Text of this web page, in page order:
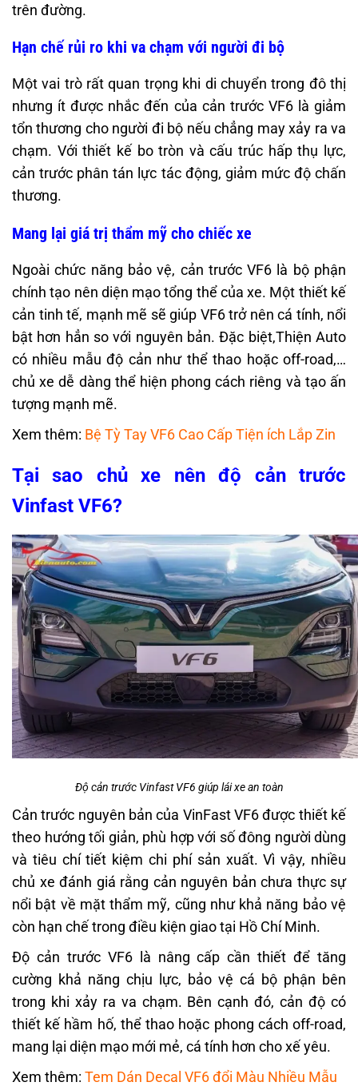
trên đường.
Hạn chế rủi ro khi va chạm với người đi bộ
Một vai trò rất quan trọng khi di chuyển trong đô thị
nhưng ít được nhắc đến của cản trước VF6 là giảm
tổn thương cho người đi bộ nếu chẳng may xảy ra va
chạm. Với thiết kế bo tròn và cấu trúc hấp thụ lực,
cản trước phân tán lực tác động, giảm mức độ chấn
thương.
Mang lại giá trị thẩm mỹ cho chiếc xe
Ngoài chức năng bảo vệ, cản trước VF6 là bộ phận
chính tạo nên diện mạo tổng thể của xe. Một thiết kế
cản tinh tế, mạnh mẽ sẽ giúp VF6 trở nên cá tính, nổi
bật hơn hẳn so với nguyên bản. Đặc biệt,Thiện Auto
có nhiều mẫu độ cản như thể thao hoặc off-road,…
chủ xe dễ dàng thể hiện phong cách riêng và tạo ấn
tượng mạnh mẽ.
Xem thêm: Bệ Tỳ Tay VF6 Cao Cấp Tiện ích Lắp Zin
Tại sao chủ xe nên độ cản trước
Vinfast VF6?
Độ cản trước Vinfast VF6 giúp lái xe an toàn
Cản trước nguyên bản của VinFast VF6 được thiết kế
theo hướng tối giản, phù hợp với số đông người dùng
và tiêu chí tiết kiệm chi phí sản xuất. Vì vậy, nhiều
chủ xe đánh giá rằng cản nguyên bản chưa thực sự
nổi bật về mặt thẩm mỹ, cũng như khả năng bảo vệ
còn hạn chế trong điều kiện giao tại Hồ Chí Minh.
Độ cản trước VF6 là nâng cấp cần thiết để tăng
cường khả năng chịu lực, bảo vệ cá bộ phận bên
trong khi xảy ra va chạm. Bên cạnh đó, cản độ có
thiết kế hầm hố, thể thao hoặc phong cách off-road,
mang lại diện mạo mới mẻ, cá tính hơn cho xế yêu.
Xem thêm: Tem Dán Decal VF6 đổi Màu Nhiều Mẫu